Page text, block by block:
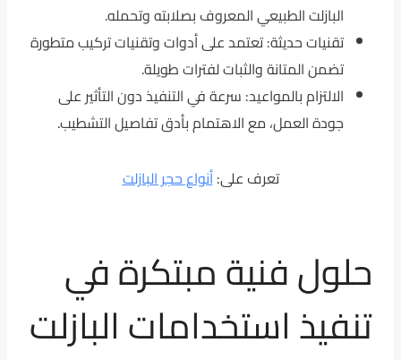
البازلت الطبيعي المعروف بصلابته وتحمله.
تقنيات حديثة: تعتمد على أدوات وتقنيات تركيب متطورة
تضمن المتانة والثبات لفترات طويلة.
الالتزام بالمواعيد: سرعة في التنفيذ دون التأثير على
جودة العمل، مع الاهتمام بأدق تفاصيل التشطيب.
تعرف على:أنواع حجر البازلت
حلول فنية مبتكرة في
تنفيذ استخدامات البازلت